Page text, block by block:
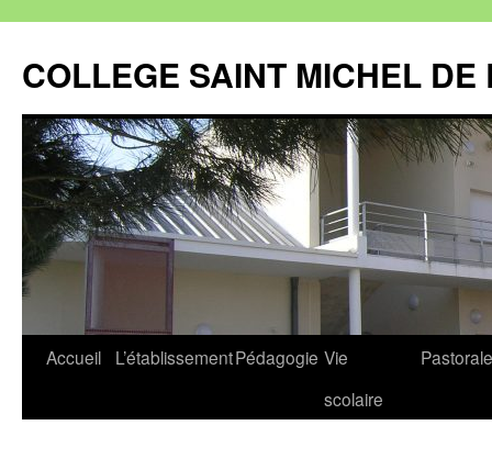
contenu
COLLEGE SAINT MICHEL DE
Accueil L’établissementPédagogie Vie
scolaire
Pastorale